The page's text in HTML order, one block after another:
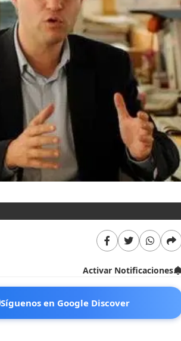
Activar Notificaciones
Síguenos en Google Discover